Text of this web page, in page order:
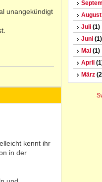
August
Juli(1)
Juni(1)
Mai(1)
April
März
unangekündigt
kennt ihr
in der